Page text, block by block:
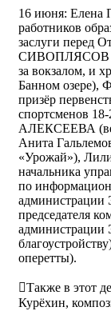
16 июня: Елена
работников
заслуги перед
СИВОПЛЯСОВ
за вокзалом, и
Банном озере),
призёр
спортсменов
АЛЕКСЕЕВА
Анита
«Урожай»),
начальника
по
председателя
администрации
оперетты).
Также в этот
Курёхин,